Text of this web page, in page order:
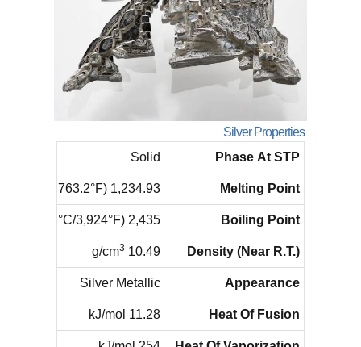
Silver Properties
Phase At STP
Solid
Melting Point
1,234.93 K ​(961.78°C/​1,763.2°F)
Boiling Point
2,435 K ​(2162°C/​3,924°F)
Density (Near R.T.)
10.49 g/cm
3
Appearance
Silver Metallic
Heat Of Fusion
11.28 kJ/mol